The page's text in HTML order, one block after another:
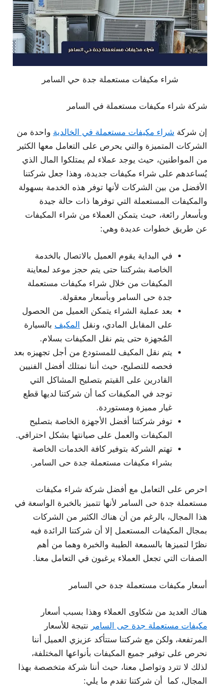
شراء مكيفات مستعملة جدة حي السامر
شركة شراء مكيفات مستعملة في السامر
إن شركة شراء مكيفات مستعملة في الخالدية واحدة من
الشركات المتميزة والتي يحرص على التعامل معها الكثير
من المواطنين، حيث يوجد عملاء لم يمتلكوا المال الذي
يُساعدهم على شراء مكيفات جديدة، وهذا جعل شركتنا
الأفضل من بين الشركات لأنها توفر هذه الخدمة بسهولة
والمكيفات المستعملة التي توفرها ذات حالة جيدة
وبأسعار رائعة، حيث يتمكن العملاء من شراء المكيفات
عن طريق خطوات عديدة وهي:
في البداية يقوم العميل بالاتصال بالخدمة
الخاصة بشركتنا حتى يتم حجز موعد لمعاينة
المكيفات من خلال شراء مكيفات مستعملة
جدة حى السامر وبأسعار معقولة.
بعد عملية الشراء يتمكن العميل من الحصول
على المقابل المادي، ونقل
المكيف بالسيارة
المُجهزة حتى يتم نقل المكيفات بسلام.
يتم نقل المكيف للمستودع من أجل تجهيزه بعد
فحصه للتصليح، حيث أننا نمتلك أفضل الفنيين
القادرين على القيتم بتصليح المشاكل التي
توجد في المكيفات كما أن شركتنا لديها قطع
غيار مميزة ومستوردة.
توفر شركتنا أفضل الأجهزة الخاصة بتصليح
المكيفات والعمل على صيانتها بشكل احترافي.
تهتم الشركة بتوفير كافة الخدمات الخاصة
بشراء مكيفات مستعملة جدة حى السامر.
احرص على التعامل مع أفضل شركة شراء مكيفات
مستعملة جدة حى السامر لأنها تتميز بالخبرة الواسعة في
هذا المجال، بالرغم من أن هناك الكثير من الشركات
بمجال المكيفات المستعمل إلا أن شركتنا الرائدة فيه
نظرًا لتميزها بالسمعة الطيبة والخبرة وهما من أهم
الصفات التي تجعل العملاء يرغبون في التعامل معنا.
أسعار مكيفات مستعملة جدة حي السامر
هناك العديد من شكاوى العملاء وهذا بسبب أسعار
مكيفات مستعملة جدة حى السامر نتيجة للأسعار
المرتفعة، ولكن مع شركتنا ستتأكد عزيزي العميل أننا
نحرص على توفير جميع المكيفات بأنواعها المختلفة،
لذلك لا تترد وتواصل معنا، حيث أننا شركة متخصصة بهذا
المجال، كما أن شركتنا تقدم ما يلي: